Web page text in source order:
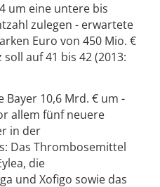
um eine untere bis
zulegen - erwartete
Euro von 450 Mio. €
auf 41 bis 42 (2013:
Bayer 10,6 Mrd. € um -
allem fünf neuere
in der
Das Thrombosemittel
die
und Xofigo sowie das